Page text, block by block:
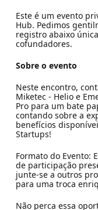
Este é um evento
Hub. Pedimos
registro abaixo
cofundadores.
Sobre o evento
Neste encontro,
Miketec - Helio e
Pro para um bate
contando sobre a
benefícios
Startups!
Formato do Evento:
de participação
junte-se a outros
para uma troca
Não perca essa